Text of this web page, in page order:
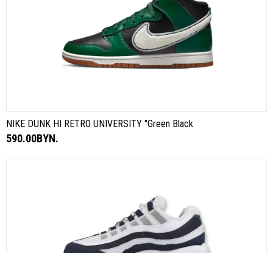
NIKE DUNK HI RETRO UNIVERSITY "Green Black
590.00BYN.